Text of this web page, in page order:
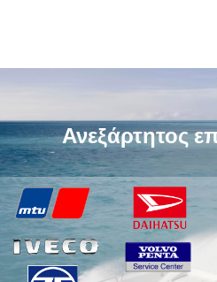
Ανεξάρτητος